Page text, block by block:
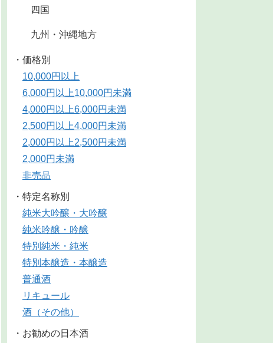
四国
九州・沖縄地方
・価格別
10,000円以上
6,000円以上10,000円未満
4,000円以上6,000円未満
2,500円以上4,000円未満
2,000円以上2,500円未満
2,000円未満
非売品
・特定名称別
純米大吟醸・大吟醸
純米吟醸・吟醸
特別純米・純米
特別本醸造・本醸造
普通酒
リキュール
酒（その他）
・お勧めの日本酒